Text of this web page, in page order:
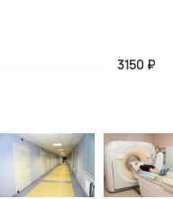
3150 ₽